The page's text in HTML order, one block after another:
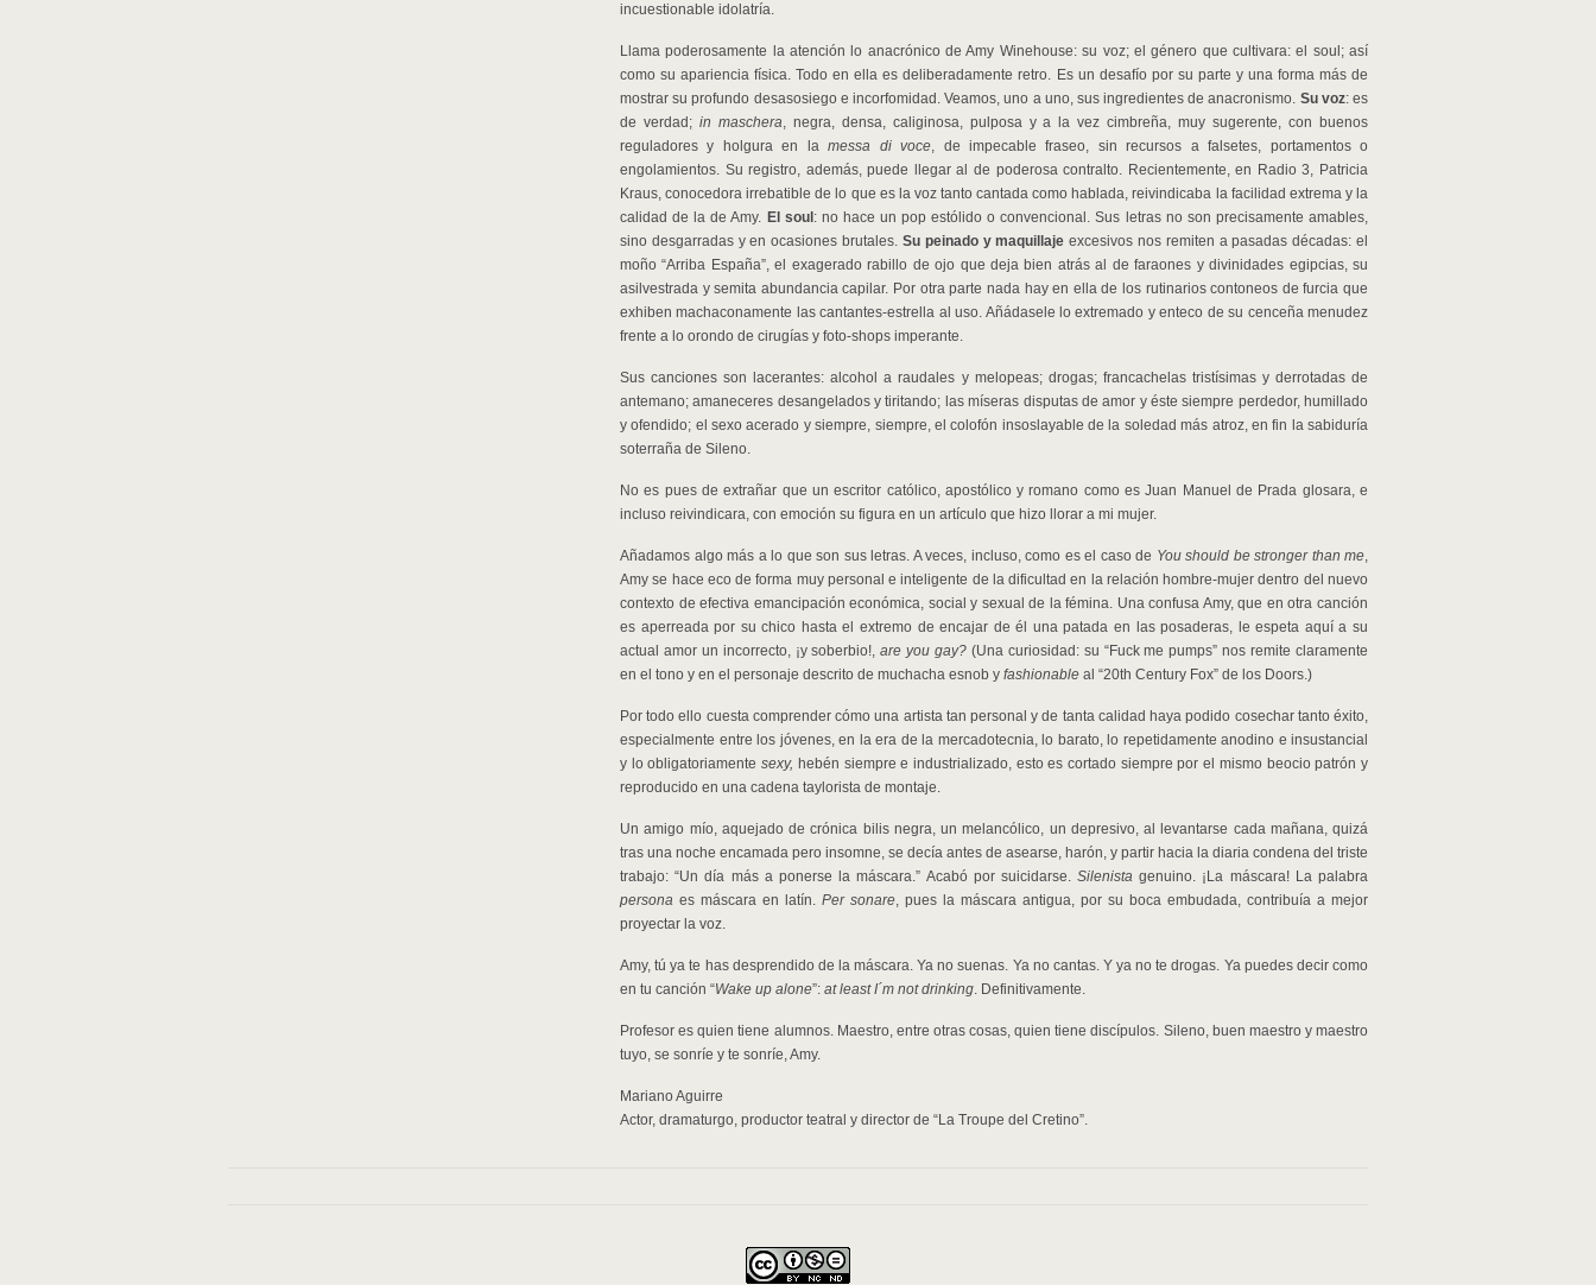
incuestionable idolatría.
Llama poderosamente la atención lo anacrónico de Amy Winehouse: su voz; el género que cultivara: el soul; así
como su apariencia física. Todo en ella es deliberadamente retro. Es un desafío por su parte y una forma más de
mostrar su profundo desasosiego e incorfomidad. Veamos, uno a uno, sus ingredientes de anacronismo. Su voz: es
de verdad; in maschera, negra, densa, caliginosa, pulposa y a la vez cimbreña, muy sugerente, con buenos
reguladores y holgura en lamessa di voce, de impecable fraseo, sin recursos a falsetes, portamentos o
engolamientos. Su registro, además, puede llegar al de poderosa contralto. Recientemente, en Radio 3, Patricia
Kraus, conocedora irrebatible de lo que es la voz tanto cantada como hablada, reivindicaba la facilidad extrema y la
calidad de la de Amy. El soul : no hace un pop estólido o convencional. Sus letras no son precisamente amables,
sino desgarradas y en ocasiones brutales. Su peinado y maquillaje excesivos nos remiten a pasadas décadas: el
moño “Arriba España”, el exagerado rabillo de ojo que deja bien atrás al de faraones y divinidades egipcias, su
asilvestrada y semita abundancia capilar. Por otra parte nada hay en ella de los rutinarios contoneos de furcia que
exhiben machaconamente las cantantes-estrella al uso. Añádasele lo extremado y enteco de su cenceña menudez
frente a lo orondo de cirugías y foto-shops imperante.
Sus canciones son lacerantes: alcohol a raudales y melopeas; drogas; francachelas tristísimas y derrotadas de
antemano; amaneceres desangelados y tiritando; las míseras disputas de amor y éste siempre perdedor, humillado
y ofendido; el sexo acerado y siempre, siempre, el colofón insoslayable de la soledad más atroz, en fin la sabiduría
soterraña de Sileno.
No es pues de extrañar que un escritor católico, apostólico y romano como es Juan Manuel de Prada glosara, e
incluso reivindicara, con emoción su figura en un artículo que hizo llorar a mi mujer.
Añadamos algo más a lo que son sus letras. A veces, incluso, como es el caso de You should be stronger than me,
Amy se hace eco de forma muy personal e inteligente de la dificultad en la relación hombre-mujer dentro del nuevo
contexto de efectiva emancipación económica, social y sexual de la fémina. Una confusa Amy, que en otra canción
es aperreada por su chico hasta el extremo de encajar de él una patada en las posaderas, le espeta aquí a su
actual amor un incorrecto, ¡y soberbio!,are you gay? (Una curiosidad: su “Fuck me pumps” nos remite claramente
en el tono y en el personaje descrito de muchacha esnob y fashionable al “20th Century Fox” de los Doors.)
Por todo ello cuesta comprender cómo una artista tan personal y de tanta calidad haya podido cosechar tanto éxito,
especialmente entre los jóvenes, en la era de la mercadotecnia, lo barato, lo repetidamente anodino e insustancial
y lo obligatoriamentesexy, hebén siempre e industrializado, esto es cortado siempre por el mismo beocio patrón y
reproducido en una cadena taylorista de montaje.
Un amigo mío, aquejado de crónica bilis negra, un melancólico, un depresivo, al levantarse cada mañana, quizá
tras una noche encamada pero insomne, se decía antes de asearse, harón, y partir hacia la diaria condena del triste
trabajo: “Un día más a ponerse la máscara.” Acabó por suicidarse.Silenistagenuino. ¡La máscara! La palabra
persona es máscara en latín. Per sonare, pues la máscara antigua, por su boca embudada, contribuía a mejor
proyectar la voz.
Amy, tú ya te has desprendido de la máscara. Ya no suenas. Ya no cantas. Y ya no te drogas. Ya puedes decir como
en tu canción “Wake up alone”: at least I´m not drinking. Definitivamente.
Profesor es quien tiene alumnos. Maestro, entre otras cosas, quien tiene discípulos. Sileno, buen maestro y maestro
tuyo, se sonríe y te sonríe, Amy.
Mariano Aguirre
Actor, dramaturgo, productor teatral y director de “La Troupe del Cretino”.